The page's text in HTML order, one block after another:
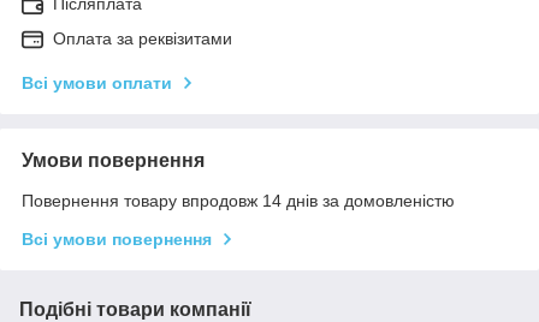
Післяплата
Оплата за реквізитами
Всі умови оплати
Умови повернення
Повернення товару впродовж 14 днів за домовленістю
Всі умови повернення
Подібні товари компанії